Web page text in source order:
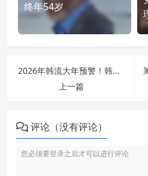
终年54岁
2026年韩流大年预警！韩媒业内评选TOP 10期待影剧：孙艺珍、IU、全智贤神仙打架
上一篇
评论（没有评论）